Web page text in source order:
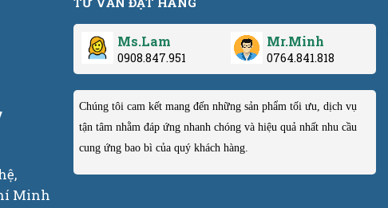
Minh
Ms.Lam
0908.847.951
Mr.Minh
0764.841.818
Chúng tôi cam kết mang đến những sản phẩm tối ưu, dịch vụ
tận tâm nhằm đáp ứng nhanh chóng và hiệu quả nhất nhu cầu
cung ứng bao bì của quý khách hàng.